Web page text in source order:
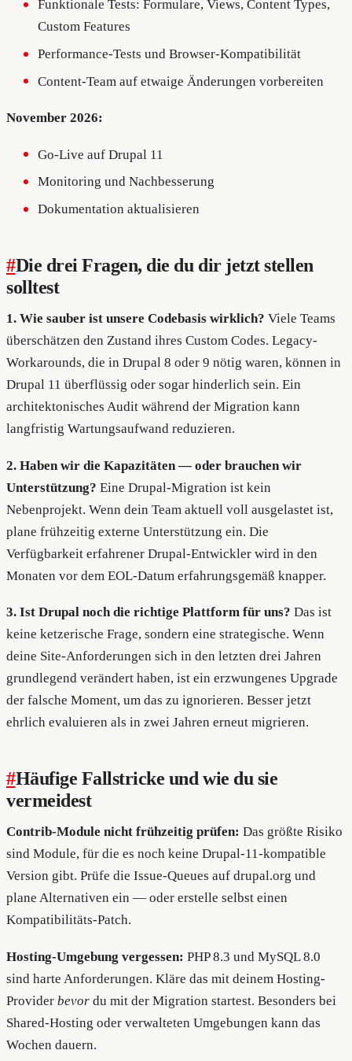
Funktionale Tests: Formulare, Views, Content Types,
Custom Features
Performance-Tests und Browser-Kompatibilität
Content-Team auf etwaige Änderungen vorbereiten
November 2026:
Go-Live auf Drupal 11
Monitoring und Nachbesserung
Dokumentation aktualisieren
#Die drei Fragen, die du dir jetzt stellen
solltest
1. Wie sauber ist unsere Codebasis wirklich? Viele Teams
überschätzen den Zustand ihres Custom Codes. Legacy-
Workarounds, die in Drupal 8 oder 9 nötig waren, können in
Drupal 11 überflüssig oder sogar hinderlich sein. Ein
architektonisches Audit während der Migration kann
langfristig Wartungsaufwand reduzieren.
2. Haben wir die Kapazitäten — oder brauchen wir
Unterstützung? Eine Drupal-Migration ist kein
Nebenprojekt. Wenn dein Team aktuell voll ausgelastet ist,
plane frühzeitig externe Unterstützung ein. Die
Verfügbarkeit erfahrener Drupal-Entwickler wird in den
Monaten vor dem EOL-Datum erfahrungsgemäß knapper.
3. Ist Drupal noch die richtige Plattform für uns? Das ist
keine ketzerische Frage, sondern eine strategische. Wenn
deine Site-Anforderungen sich in den letzten drei Jahren
grundlegend verändert haben, ist ein erzwungenes Upgrade
der falsche Moment, um das zu ignorieren. Besser jetzt
ehrlich evaluieren als in zwei Jahren erneut migrieren.
#Häufige Fallstricke und wie du sie
vermeidest
Contrib-Module nicht frühzeitig prüfen: Das größte Risiko
sind Module, für die es noch keine Drupal-11-kompatible
Version gibt. Prüfe die Issue-Queues auf drupal.org und
plane Alternativen ein — oder erstelle selbst einen
Kompatibilitäts-Patch.
Hosting-Umgebung vergessen: PHP 8.3 und MySQL 8.0
sind harte Anforderungen. Kläre das mit deinem Hosting-
Provider bevor du mit der Migration startest. Besonders bei
Shared-Hosting oder verwalteten Umgebungen kann das
Wochen dauern.